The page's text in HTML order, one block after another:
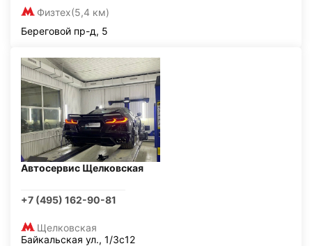
Физтех(5,4 км)
Береговой пр-д, 5
Автосервис Щелковская
+7 (495) 162-90-81
Щелковская
Байкальская ул., 1/3с12